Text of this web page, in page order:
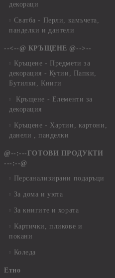
декораци
Сватба - Перли, камъчета,
панделки и дантели
--<--@ КРЪЩЕНЕ @-->--
Кръщене - Предмети за
декорация - Кутии, Папки,
Бутилки, Книги
Кръщене - Елементи за
декорация
Кръщене - Хартии, картони,
данели , панделки
@--:---ГОТОВИ ПРОДУКТИ
---:--@
Персанализирани подаръци
За дома и уюта
За книгите и хората
Картички, пликове и
покани
Коледа
Етно